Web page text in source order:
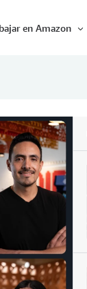
en Amazon